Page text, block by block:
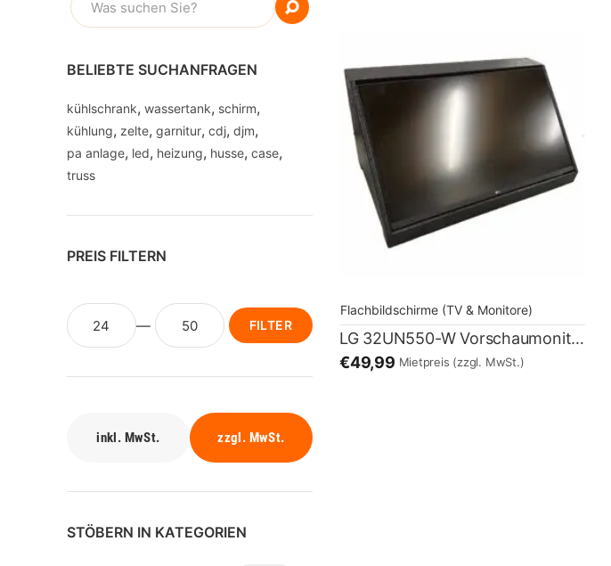
Flachbildschirme (TV & Monitore)
LG 32UN550-W Vorschaumonitor
€49,99 Mietpreis (zzgl. MwSt.)
SUCHEN
BELIEBTE SUCHANFRAGEN
kühlschrank wassertank schirm
kühlung zelte garnitur cdj djm
pa anlage led heizung husse case
truss
PREIS FILTERN
FILTER
inkl. MwSt. zzgl. MwSt.
STÖBERN IN KATEGORIEN